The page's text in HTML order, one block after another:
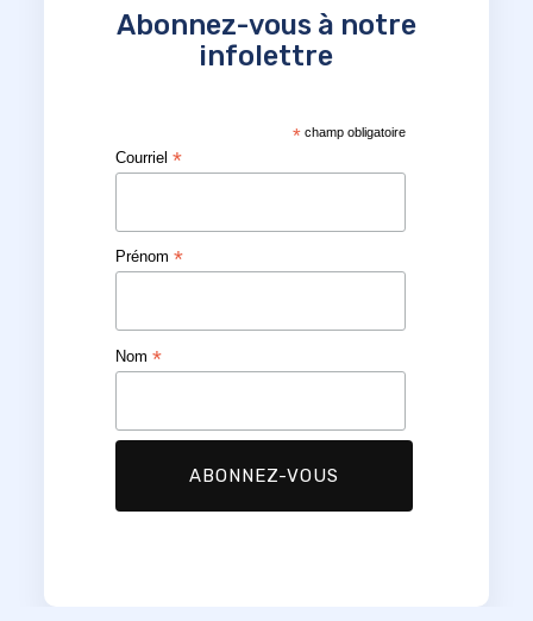
Abonnez-vous à notre
infolettre
*champ obligatoire
Courriel*
Prénom*
Nom*